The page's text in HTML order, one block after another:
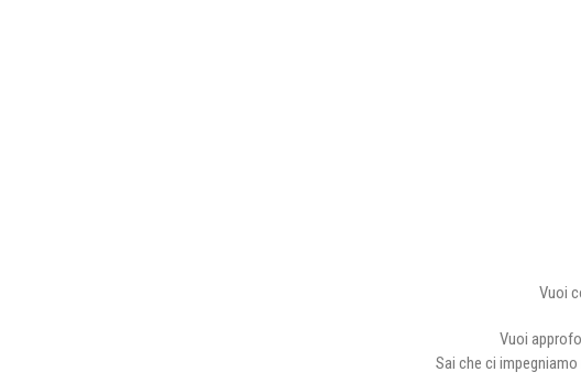
Vuoi
Vuoi
Sai che ci